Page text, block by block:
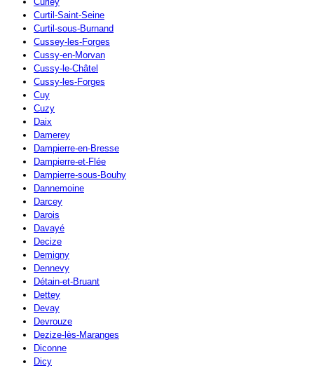
Curtil-Saint-Seine
Curtil-sous-Burnand
Cussey-les-Forges
Cussy-en-Morvan
Cussy-le-Châtel
Cussy-les-Forges
Cuy
Cuzy
Daix
Damerey
Dampierre-en-Bresse
Dampierre-et-Flée
Dampierre-sous-Bouhy
Dannemoine
Darcey
Darois
Davayé
Decize
Demigny
Dennevy
Détain-et-Bruant
Dettey
Devay
Devrouze
Dezize-lès-Maranges
Diconne
Dicy